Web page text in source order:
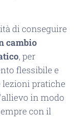
di conseguire
cambio
, per
flessibile e
lezioni pratiche
in modo
con il